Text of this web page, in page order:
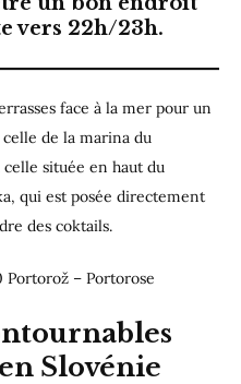
vers 22h/23h.
face à la mer pour un
celle de la marina du
située en haut du
qui est posée directement
des coktails.
Portorož – Portorose
Slovénie